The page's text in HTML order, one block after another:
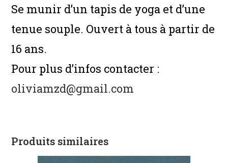
Se munir d’un tapis de yoga et d’une
tenue souple. Ouvert à tous à partir de
16 ans.
Pour plus d’infos contacter :
oliviamzd@gmail.com
Produits similaires